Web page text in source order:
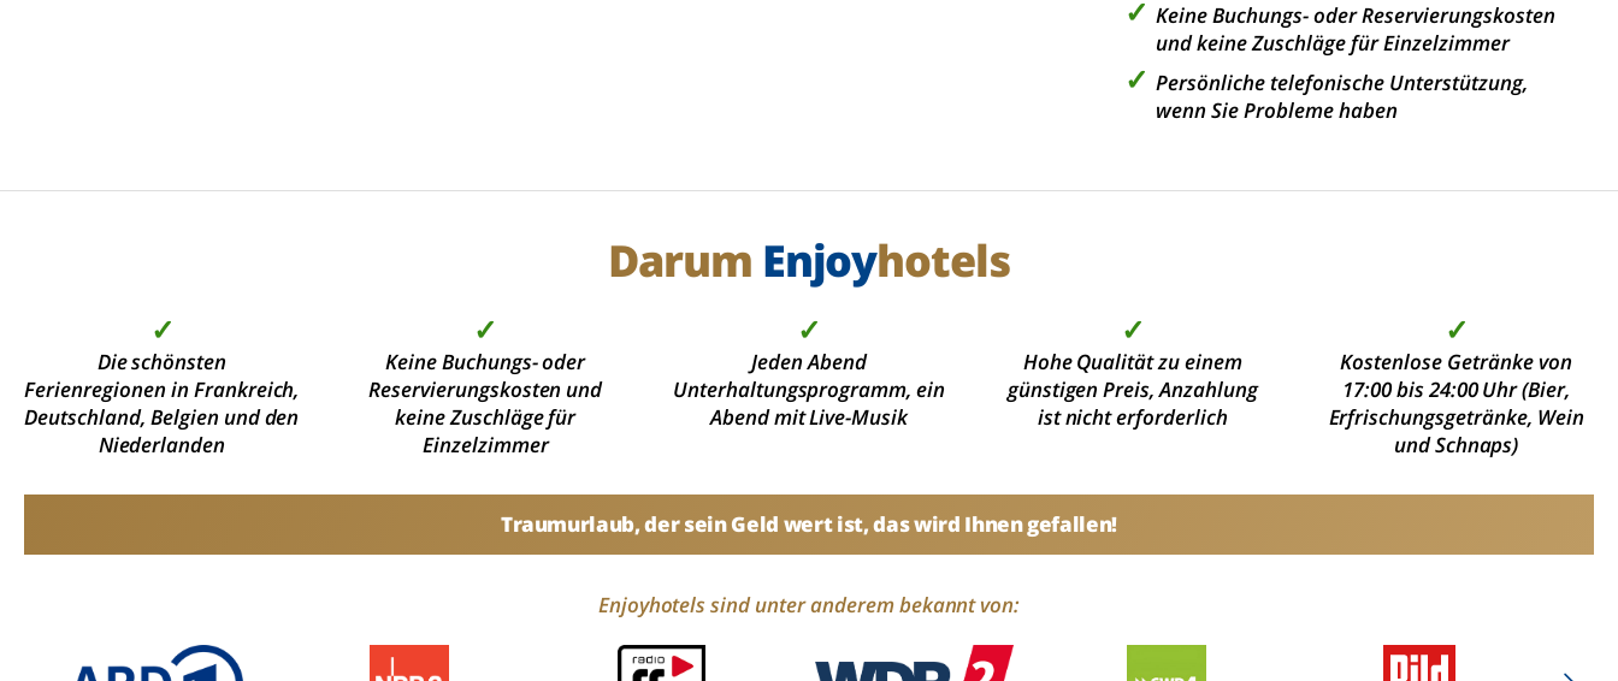
Keine Buchungs- oder Reservierungskosten
und keine Zuschläge für Einzelzimmer
Persönliche telefonische Unterstützung,
wenn Sie Probleme haben
Darum Enjoyhotels
✓
Die schönsten
Ferienregionen in Frankreich,
Deutschland, Belgien und den
Niederlanden
✓
Keine Buchungs- oder
Reservierungskosten und
keine Zuschläge für
Einzelzimmer
✓
Jeden Abend
Unterhaltungsprogramm, ein
Abend mit Live-Musik
✓
Hohe Qualität zu einem
günstigen Preis, Anzahlung
ist nicht erforderlich
✓
Kostenlose Getränke von
17:00 bis 24:00 Uhr (Bier,
Erfrischungsgetränke, Wein
und Schnaps)
Traumurlaub, der sein Geld wert ist, das wird Ihnen gefallen!
Enjoyhotels sind unter anderem bekannt von: